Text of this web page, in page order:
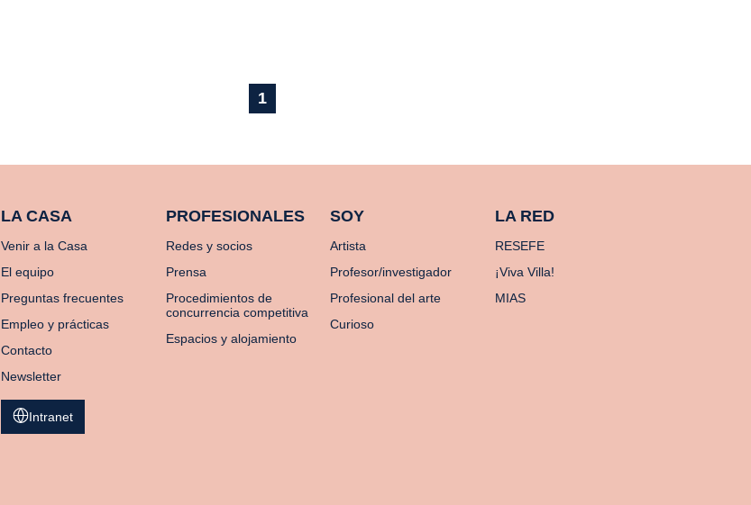
1
LA CASA
Venir a la Casa
El equipo
Preguntas frecuentes
Empleo y prácticas
Contacto
Newsletter
PROFESIONALES
Redes y socios
Prensa
Procedimientos de
concurrencia competitiva
Espacios y alojamiento
SOY
Artista
Profesor/investigador
Profesional del arte
Curioso
LA RED
RESEFE
¡Viva Villa!
MIAS
Intranet